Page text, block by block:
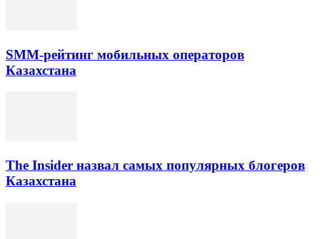
SMM-рейтинг мобильных операторов
Казахстана
The Insider назвал самых популярных блогеров
Казахстана